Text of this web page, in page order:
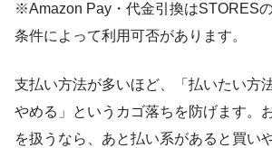
※Amazon Pay・代金引換はSTORES
条件によって利用可否があります。
支払い方法が多いほど、「払いたい方
やめる」というカゴ落ちを防げます。
を扱うなら、あと払い系があると買い